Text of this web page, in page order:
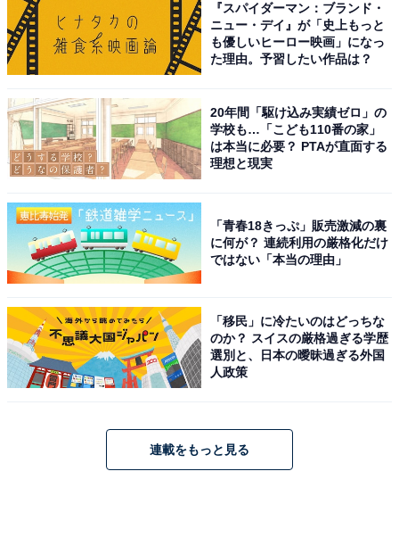
『スパイダーマン：ブランド・
ニュー・デイ』が「史上もっと
も優しいヒーロー映画」になっ
た理由。予習したい作品は？
20年間「駆け込み実績ゼロ」の
学校も…「こども110番の家」
は本当に必要？ PTAが直面する
理想と現実
「青春18きっぷ」販売激減の裏
に何が？ 連続利用の厳格化だけ
ではない「本当の理由」
「移民」に冷たいのはどっちな
のか？ スイスの厳格過ぎる学歴
選別と、日本の曖昧過ぎる外国
人政策
連載をもっと見る